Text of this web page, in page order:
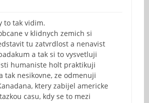
to tak vidim.
v klidnych zemich si
tu zatvrdlost a nenavist
a tak si to vysvetluji
humaniste holt praktikuji
tak nesikovne, ze odmenuji
ktery zabijel americke
casu, kdy se to mezi